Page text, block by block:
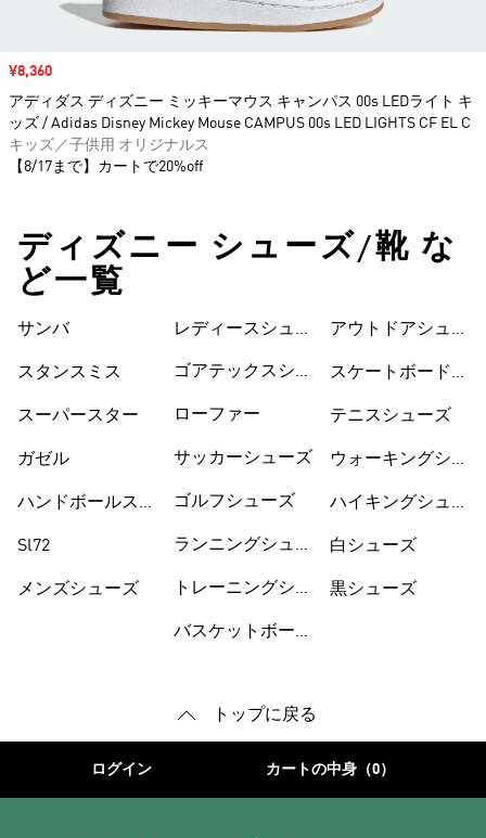
セール価格
¥8,360
アディダス ディズニー ミッキーマウス キャンパス 00s LEDライト キ
ッズ / Adidas Disney Mickey Mouse CAMPUS 00s LED LIGHTS CF EL C
キッズ／子供用 オリジナルス
【8/17まで】カートで20%off
ディズニー シューズ/靴 な
ど一覧
サンバ
スタンスミス
スーパースター
ガゼル
ハンドボールスペ
Sl72
メンズシューズ
レディースシュー
ゴアテックスシュ
ローファー
サッカーシューズ
ゴルフシューズ
ランニングシュー
トレーニングシュ
バスケットボール
シューズ
アウトドアシュー
スケートボードシ
テニスシューズ
ウォーキングシュ
ハイキングシュー
白シューズ
黒シューズ
トップに戻る
ログイン カートの中身（0）